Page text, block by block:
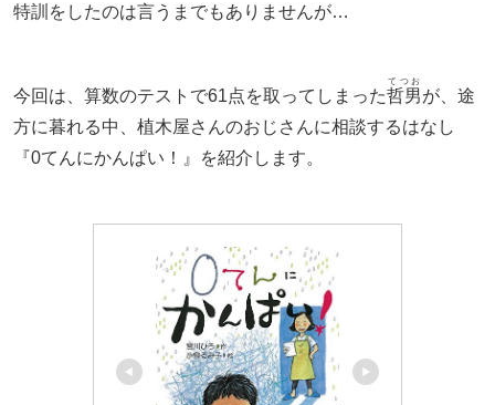
特訓をしたのは言うまでもありませんが…
今回は、算数のテストで61点を取ってしまった哲男
てつお
が、途
方に暮れる中、植木屋さんのおじさんに相談するはなし
『0てんにかんぱい！』を紹介します。